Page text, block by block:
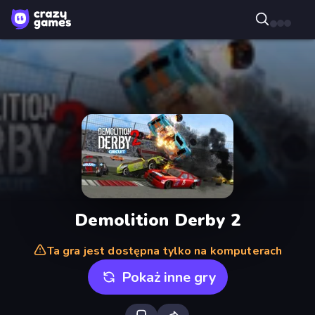
Demolition Derby 2
Ta gra jest dostępna tylko na komputerach
Pokaż inne gry